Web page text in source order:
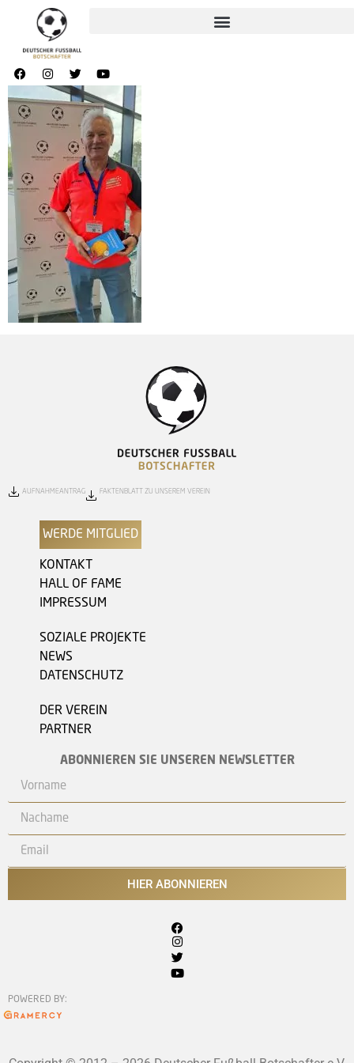
AUFNAHMEANTRAG FAKTENBLATT ZU UNSEREM VEREIN
WERDE MITGLIED
KONTAKT
HALL OF FAME
IMPRESSUM
SOZIALE PROJEKTE
NEWS
DATENSCHUTZ
DER VEREIN
PARTNER
ABONNIEREN SIE UNSEREN NEWSLETTER
HIER ABONNIEREN
POWERED BY: